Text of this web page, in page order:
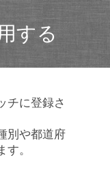
する
チに登録さ
別や都道府
。